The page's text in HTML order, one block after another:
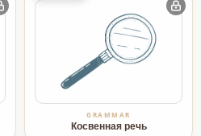
GRAMMAR
Косвенная речь